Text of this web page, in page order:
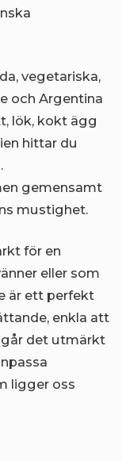
vegetariska,
och Argentina
lök, kokt ägg
hittar du
gemensamt
mustighet.
för en
eller som
är ett perfekt
enkla att
det utmärkt
ligger oss